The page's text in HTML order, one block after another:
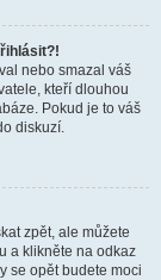
nebo smazal váš
kteří dlouhou
Pokud je to váš
diskuzí.
zpět, ale můžete
a klikněte na odkaz
se opět budete moci